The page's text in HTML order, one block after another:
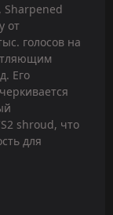
от
голосов на
Его
shroud, что
для